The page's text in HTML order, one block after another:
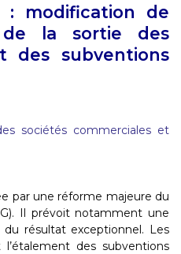
: modification de
de la sortie des
des subventions
sociétés commerciales et
par une réforme majeure du
Il prévoit notamment une
résultat exceptionnel. Les
l’étalement des subventions